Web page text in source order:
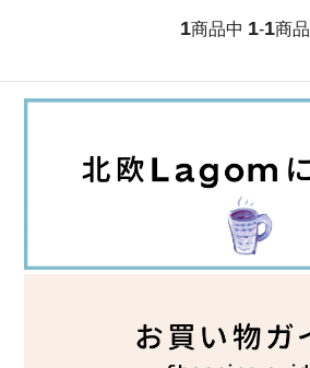
1商品中 1-1商品